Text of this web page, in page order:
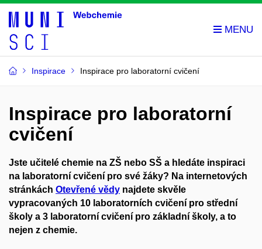
Inspirace Inspirace pro laboratorní cvičení
Inspirace pro laboratorní
cvičení
Jste učitelé chemie na ZŠ nebo SŠ a hledáte inspiraci
na laboratorní cvičení pro své žáky? Na internetových
stránkách Otevřené vědy najdete skvěle
vypracovaných 10 laboratorních cvičení pro střední
školy a 3 laboratorní cvičení pro základní školy, a to
nejen z chemie.